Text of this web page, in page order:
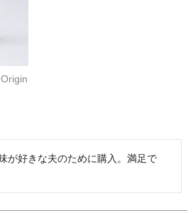
が好きな夫のために購入。満足で